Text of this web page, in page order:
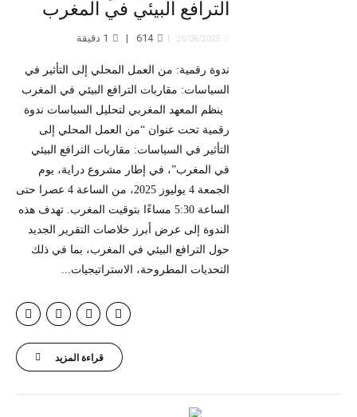
الترافع البيئي في المغرب
26/06/2025
614
1 دقيقة
ندوة رقمية: من العمل المحلي إلى التأثير في
السياسات: مقاربات الترافع البيئي في المغرب
ينظم المعهد المغربي لتحليل السياسات ندوة
رقمية تحت عنوان “من العمل المحلي إلى
التأثير في السياسات: مقاربات الترافع البيئي
في المغرب”، في إطار مشروع دراية، يوم
الجمعة 4 يوليوز 2025، من الساعة 4 عصرا حتى
الساعة 5:30 مساءًا بتوقيت المغرب. تهدف هذه
الندوة إلى عرض أبرز خلاصات التقرير الجديد
حول الترافع البيئي في المغرب، بما في ذلك
التحديات المطروحة، الاستراتيجيات...
قراءة المزيد